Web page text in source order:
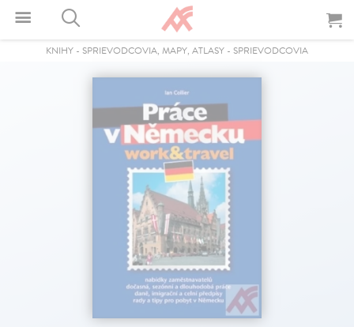
KNIHY - SPRIEVODCOVIA, MAPY, ATLASY - SPRIEVODCOVIA